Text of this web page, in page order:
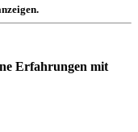
Erfahrungen mit